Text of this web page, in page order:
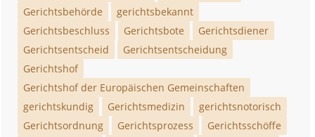
Gerichtsbehörde
gerichtsbekannt
Gerichtsbeschluss
Gerichtsbote
Gerichtsdiener
Gerichtsentscheid
Gerichtsentscheidung
Gerichtshof
Gerichtshof der Europäischen Gemeinschaften
gerichtskundig
Gerichtsmedizin
gerichtsnotorisch
Gerichtsordnung
Gerichtsprozess
Gerichtsschöffe